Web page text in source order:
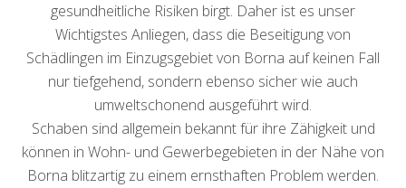
gesundheitliche Risiken birgt. Daher ist es unser
Wichtigstes Anliegen, dass die Beseitigung von
Schädlingen im Einzugsgebiet von Borna auf keinen Fall
nur tiefgehend, sondern ebenso sicher wie auch
umweltschonend ausgeführt wird.
Schaben sind allgemein bekannt für ihre Zähigkeit und
können in Wohn- und Gewerbegebieten in der Nähe von
Borna blitzartig zu einem ernsthaften Problem werden.